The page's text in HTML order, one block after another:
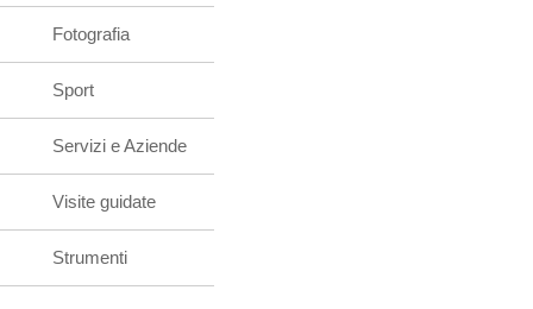
Fotografia
Sport
Servizi e Aziende
Visite guidate
Strumenti